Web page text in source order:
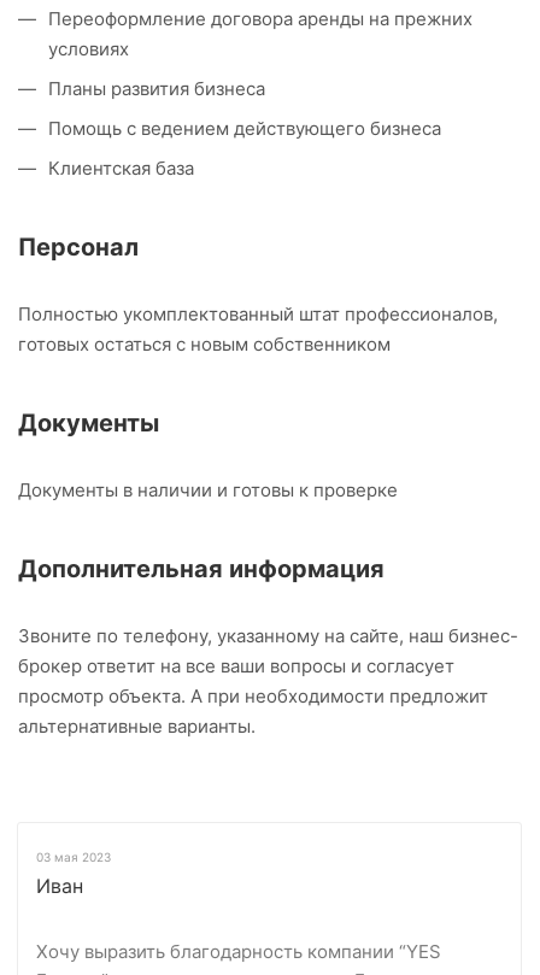
Переоформление договора аренды на прежних
условиях
Планы развития бизнеса
Помощь с ведением действующего бизнеса
Клиентская база
Персонал
Полностью укомплектованный штат профессионалов,
готовых остаться с новым собственником
Документы
Документы в наличии и готовы к проверке
Дополнительная информация
Звоните по телефону, указанному на сайте, наш бизнес-
брокер ответит на все ваши вопросы и согласует
просмотр объекта. А при необходимости предложит
альтернативные варианты.
03 мая 2023
Иван
Хочу выразить благодарность компании “YES